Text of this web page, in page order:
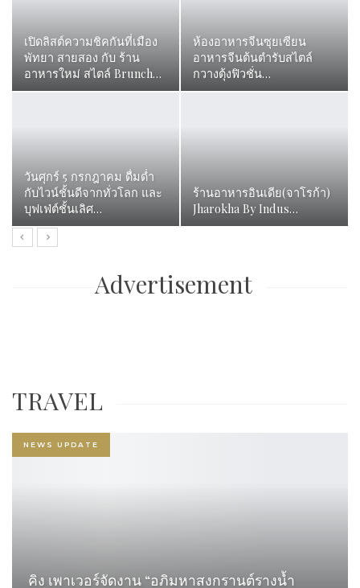
โรงแรมกรุงศรีริเวอร์ ตั้งอยู่
ในตัวเมืองอยุธยา ติดริม
แม่น้ำป่าสัก …
อร่อยปักหมุด ทานอาหารจีน
กวางตุ้งต้นตำรับ ที่ห้อง
อาหารจีนดรากอน ชั้น 2…
ครัวบุษบัน กุ้งเผา วอเตอร์วิว
ปทุมธานี
ร้านอาหาร “ชายน้ำ ต้น
ตำรับ” เกาะเรียน อยุธยา…
Advertisement
TRAVEL
NEWS UPDATE
คิง เพาเวอร์จัดงาน “อภิมหาสงกรานต์รางน้ำ